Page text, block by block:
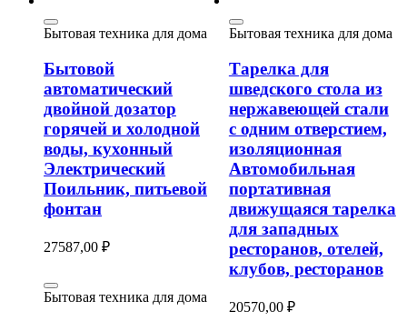
Бытовая техника для дома
Бытовой
автоматический
двойной дозатор
горячей и холодной
воды, кухонный
Электрический
Поильник, питьевой
фонтан
27587,00 ₽
Бытовая техника для дома
Бытовая техника для дома
Тарелка для
шведского стола из
нержавеющей стали
с одним отверстием,
изоляционная
Автомобильная
портативная
движущаяся тарелка
для западных
ресторанов, отелей,
клубов, ресторанов
20570,00 ₽